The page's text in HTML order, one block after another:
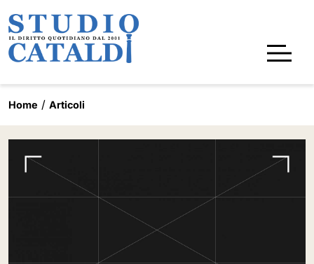
Home Articoli